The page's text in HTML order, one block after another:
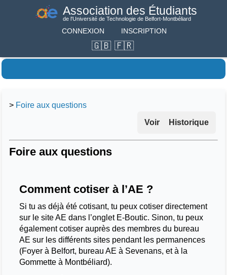
Association des Étudiants
de l'Université de Technologie de Belfort-Montbéliard
CONNEXION INSCRIPTION
> Foire aux questions
Voir
Historique
Foire aux questions
Comment cotiser à l’AE ?
Si tu as déjà été cotisant, tu peux cotiser directement
sur le site AE dans l’onglet E-Boutic. Sinon, tu peux
également cotiser auprès des membres du bureau
AE sur les différents sites pendant les permanences
(Foyer à Belfort, bureau AE à Sevenans, et à la
Gommette à Montbéliard).